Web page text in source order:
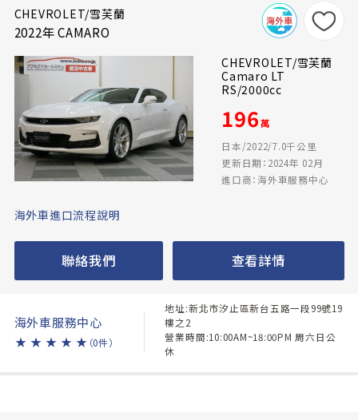
CHEVROLET/雪芙蘭
2022年 CAMARO
CHEVROLET/雪芙蘭
Camaro LT
RS/2000cc
196萬
日本/2022/7.0千公里
更新日期：2024年 02月
進口商：海外車服務中心
海外車進口流程說明
聯絡我們 查看詳情
海外車服務中心
★ ★ ★ ★ ★ （0件）
地址:新北市汐止區新台五路一段99號19
樓之2
營業時間:10:00AM~18:00PM 周六日公
休